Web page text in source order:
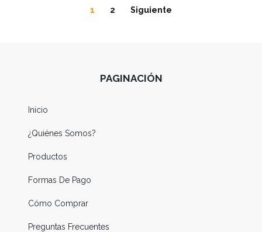
1 2 Siguiente
PAGINACIÓN
Inicio
¿Quiénes Somos?
Productos
Formas De Pago
Cómo Comprar
Preguntas Frecuentes